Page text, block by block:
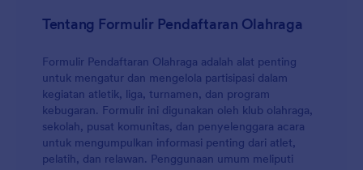
seperti Google Drive, Dropbox, Slack, dan banyak
lagi. Jaga keamanan partisipan dan seluruh klub
Covid-19.
Tentang Formulir Pendaftaran Olahraga
Formulir Pendaftaran Olahraga adalah alat penting
untuk mengatur dan mengelola partisipasi dalam
kegiatan atletik, liga, turnamen, dan program
kebugaran. Formulir ini digunakan oleh klub olahraga,
sekolah, pusat komunitas, dan penyelenggara acara
untuk mengumpulkan informasi penting dari atlet,
pelatih, dan relawan. Penggunaan umum meliputi